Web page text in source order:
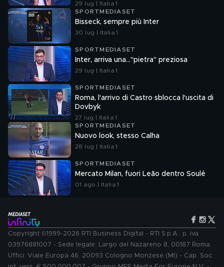
29 lug | Italia 1
SPORTMEDIASET
Bisseck, sempre più Inter
30 lug | Italia 1
SPORTMEDIASET
Inter, arriva una..."pietra" preziosa
29 lug | Italia 1
SPORTMEDIASET
Roma, l'arrivo di Castro sblocca l'uscita di
Dovbyk
27 lug | Italia 1
SPORTMEDIASET
Nuovo look, stesso Calha
28 lug | Italia 1
SPORTMEDIASET
Mercato Milan, fuori Leão dentro Soulé
01 ago | Italia 1
Copyright ©1999-2026 RTI Business Digital - RTI S.p.A.: p. iva
03976881007 - Sede legale: Largo del Nazareno 8, 00187 Roma.
Uffici: Viale Europa 46, 20093 Cologno Monzese (MI) - Cap. Soc.